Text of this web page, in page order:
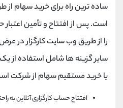
ساده ترین راه برای خرید سهام از
است. پس از افتتاح و تأمین
را از طریق وب سایت کارگزار در
سایر گزینه ها شامل استفاده از
یا خرید مستقیم سهام از شرکت
افتتاح حساب کارگزاری آنلاین به